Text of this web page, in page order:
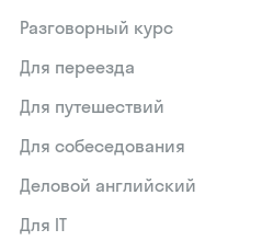
Разговорный курс
Для переезда
Для путешествий
Для собеседования
Деловой английский
Для IT